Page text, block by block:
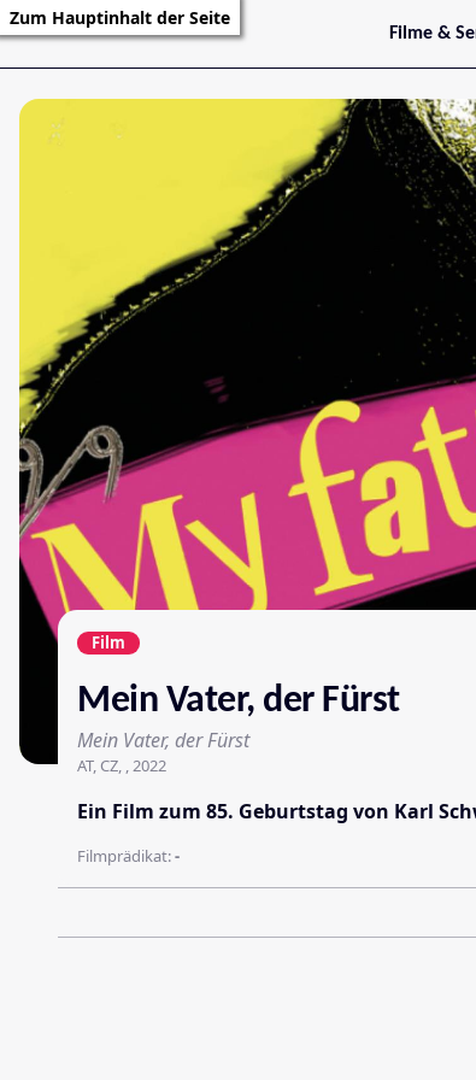
Zum Hauptinhalt der Seite
Filme &
Trailer
Film
Mein Vater, der Fürst
Mein Vater, der Fürst
AT, CZ, , 2022
Ein Film zum 85. Geburtstag von Karl
Filmprädikat:-